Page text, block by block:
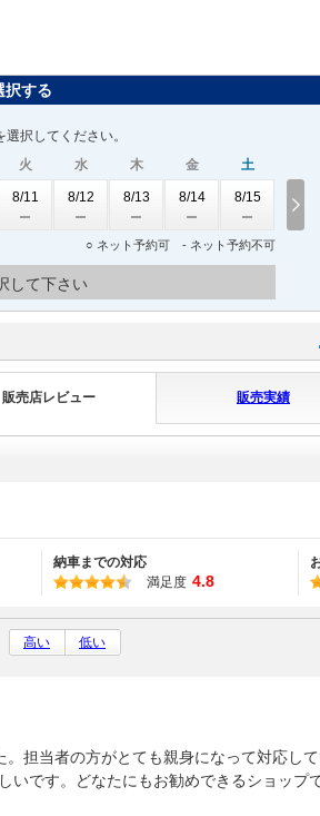
択する
択してください。
火
8/11
水
8/12
木
8/13
金
8/14
土
8/15
○ ネット予約可 - ネット予約不可
して下さい
販売店レビュー 販売実績
納車までの対応
満足度 4.8
高い 低い
担当者の方がとても親身になって対応し
いです。どなたにもお勧めできるショップ